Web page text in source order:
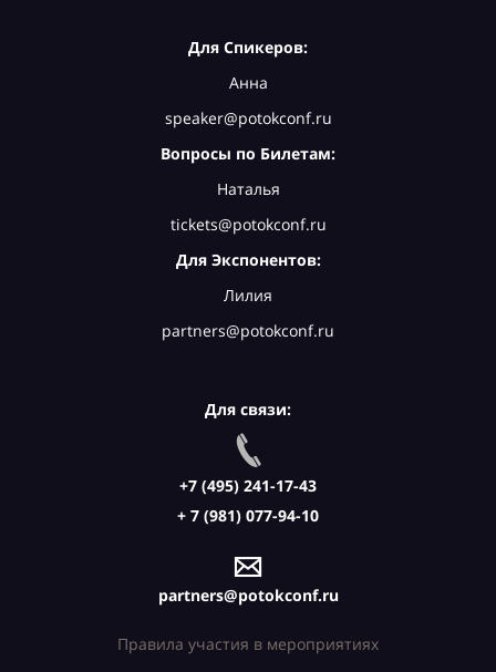
Для Спикеров:
Анна
speaker@potokconf.ru
Вопросы по Билетам:
Наталья
tickets@potokconf.ru
Для Экспонентов:
Лилия
partners@potokconf.ru
Для связи:
+7 (495) 241-17-43
+ 7 (981) 077-94-10
partners@potokconf.ru
Правила участия в мероприятиях